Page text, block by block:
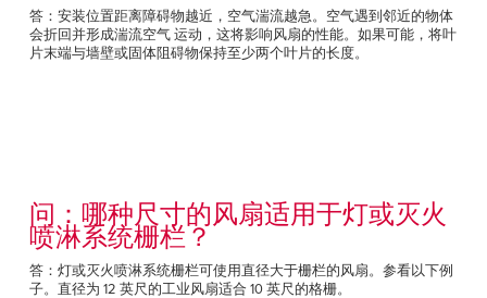
答：安装位置距离障碍物越近，空气湍流越急。空气遇到邻近的物体
会折回并形成湍流空气 运动，这将影响风扇的性能。如果可能，将叶
片末端与墙壁或固体阻碍物保持至少两个叶片的长度。
问：哪种尺寸的风扇适用于灯或灭火
喷淋系统栅栏？
答：灯或灭火喷淋系统栅栏可使用直径大于栅栏的风扇。参看以下例
子。直径为 12 英尺的工业风扇适合 10 英尺的格栅。